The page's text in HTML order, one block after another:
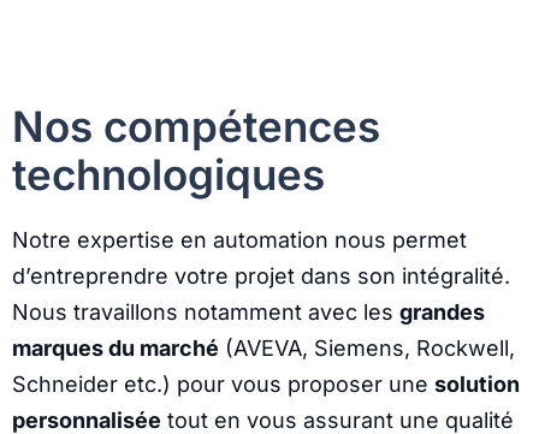
Nos compétences
technologiques
Notre expertise en automation nous permet
d’entreprendre votre projet dans son intégralité.
Nous travaillons notamment avec les grandes
marques du marché (AVEVA, Siemens, Rockwell,
Schneider etc.) pour vous proposer une solution
personnalisée tout en vous assurant une qualité